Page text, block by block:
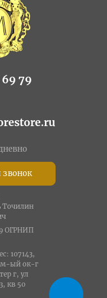
79
звонок
Точилин
ОГРНИП
107143,
м-ый ок-г
г, ул
кв 50